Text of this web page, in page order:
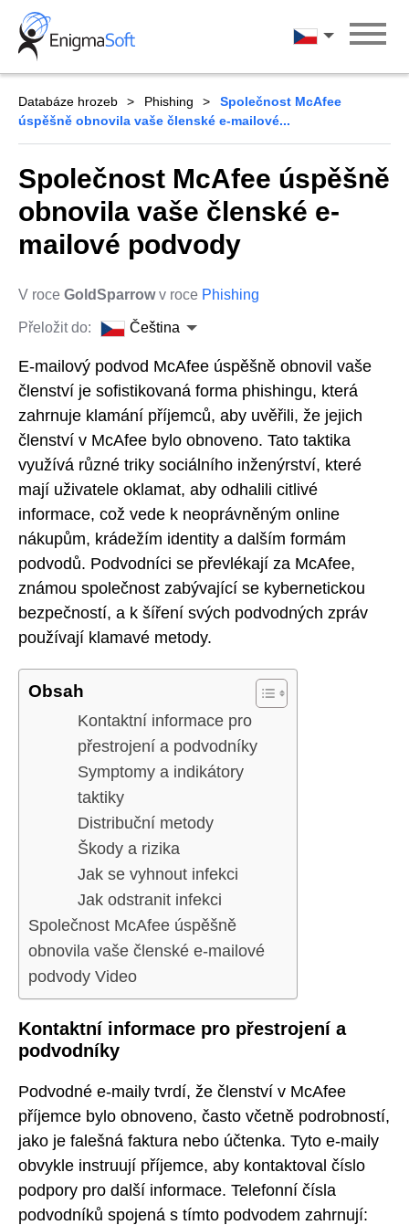
Skip
content
Čeština
Databáze hrozeb Phishing
Společnost McAfee
úspěšně obnovila vaše členské e-mailové...
Společnost McAfee úspěšně
obnovila vaše členské e-
mailové podvody
V roce GoldSparrowv roce Phishing
Přeložit do: Čeština
E-mailový podvod McAfee úspěšně obnovil vaše
členství je sofistikovaná forma phishingu, která
zahrnuje klamání příjemců, aby uvěřili, že jejich
členství v McAfee bylo obnoveno. Tato taktika
využívá různé triky sociálního inženýrství, které
mají uživatele oklamat, aby odhalili citlivé
informace, což vede k neoprávněným online
nákupům, krádežím identity a dalším formám
podvodů. Podvodníci se převlékají za McAfee,
známou společnost zabývající se kybernetickou
bezpečností, a k šíření svých podvodných zpráv
používají klamavé metody.
Obsah
Kontaktní informace pro
přestrojení a podvodníky
Symptomy a indikátory
taktiky
Distribuční metody
Škody a rizika
Jak se vyhnout infekci
Jak odstranit infekci
Společnost McAfee úspěšně
obnovila vaše členské e-mailové
podvody Video
Kontaktní informace pro přestrojení a
podvodníky
Podvodné e-maily tvrdí, že členství v McAfee
příjemce bylo obnoveno, často včetně podrobností,
jako je falešná faktura nebo účtenka. Tyto e-maily
obvykle instruují příjemce, aby kontaktoval číslo
podpory pro další informace. Telefonní čísla
podvodníků spojená s tímto podvodem zahrnují: